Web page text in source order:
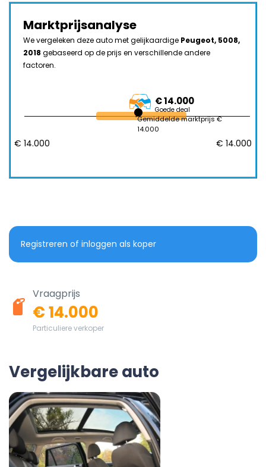
Marktprijsanalyse
We vergeleken deze auto met gelijkaardige Peugeot, 5008,
2018 gebaseerd op de prijs en verschillende andere
factoren.
€ 14.000
Goede deal
Gemiddelde marktprijs €
14.000
€ 14.000 € 14.000
Registreren of inloggen als koper
Vraagprijs
€ 14.000
Particuliere verkoper
Vergelijkbare auto